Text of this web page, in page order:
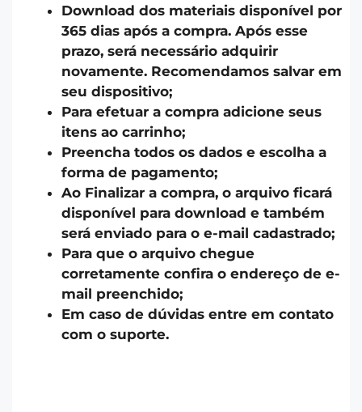
Download dos materiais disponível por
365 dias após a compra. Após esse
prazo, será necessário adquirir
novamente. Recomendamos salvar em
seu dispositivo;
Para efetuar a compra adicione seus
itens ao carrinho;
Preencha todos os dados e escolha a
forma de pagamento;
Ao Finalizar a compra, o arquivo ficará
disponível para download e também
será enviado para o e-mail cadastrado;
Para que o arquivo chegue
corretamente confira o endereço de e-
mail preenchido;
Em caso de dúvidas entre em contato
com o suporte.